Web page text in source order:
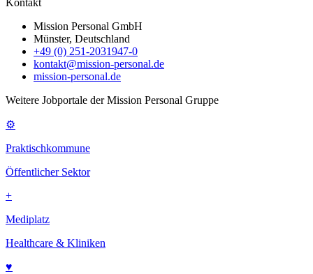
Kontakt
Mission Personal GmbH
Münster, Deutschland
+49 (0) 251-2031947-0
kontakt@mission-personal.de
mission-personal.de
Weitere Jobportale der Mission Personal Gruppe
⚙
Praktischkommune
Öffentlicher Sektor
+
Mediplatz
Healthcare & Kliniken
♥